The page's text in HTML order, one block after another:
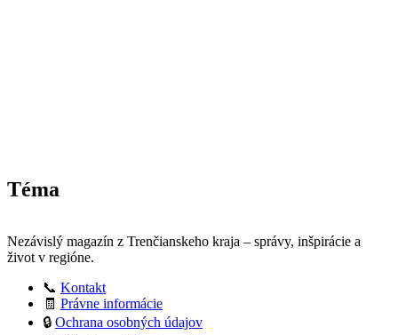
Téma
Nezávislý magazín z Trenčianskeho kraja – správy, inšpirácie a
život v regióne.
📞 Kontakt
🧾 Právne informácie
🔒 Ochrana osobných údajov